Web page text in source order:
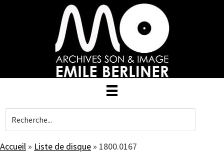
Accueil » Liste de disque » 1800.0167